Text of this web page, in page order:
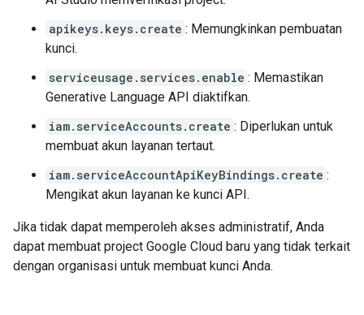
apikeys.keys.create : Memungkinkan pembuatan
kunci.
serviceusage.services.enable : Memastikan
Generative Language API diaktifkan.
iam.serviceAccounts.create : Diperlukan untuk
membuat akun layanan tertaut.
iam.serviceAccountApiKeyBindings.create :
Mengikat akun layanan ke kunci API.
Jika tidak dapat memperoleh akses administratif, Anda
dapat membuat project Google Cloud baru yang tidak terkait
dengan organisasi untuk membuat kunci Anda.